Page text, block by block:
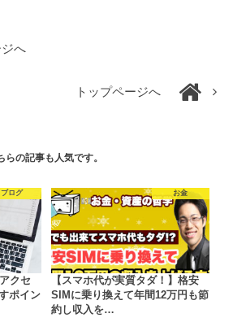
ジへ
トップページへ
らの記事も人気です。
ブログ
クセ
ポイン
お金
【スマホ代が実質タダ！】格安
SIMに乗り換えて年間12万円も節
約し収入を…